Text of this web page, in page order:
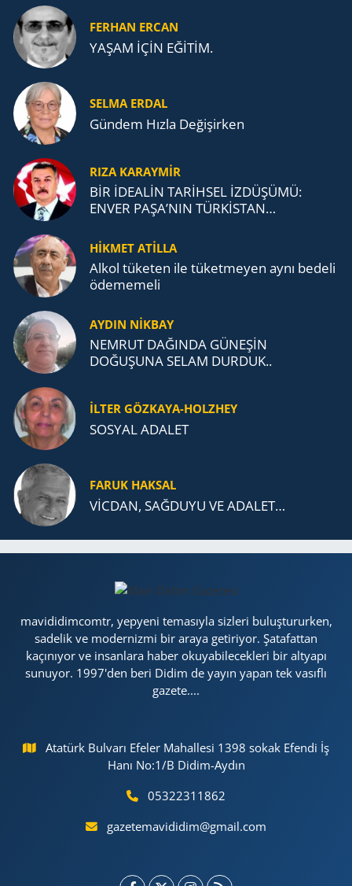
FERHAN ERCAN
YAŞAM İÇİN EĞİTİM.
SELMA ERDAL
Gündem Hızla Değişirken
RIZA KARAYMIR
BİR İDEALİN TARİHSEL İZDÜŞÜMÜ:
ENVER PAŞA’NIN TÜRKİSTAN
TEŞKİLATI’NA UZANAN MİRASI
HİKMET ATİLLA
Alkol tü­ke­ten ile tü­ket­me­yen aynı be­de­li
öde­me­me­li
AYDIN NİKBAY
NEMRUT DAĞINDA GÜNEŞİN
DOĞUŞUNA SELAM DURDUK..
İLTER GÖZKAYA-HOLZHEY
SOSYAL ADALET
FARUK HAKSAL
VİCDAN, SAĞ­DU­YU VE ADA­LET…
mavididimcomtr, yepyeni temasıyla sizleri buluştururken,
sadelik ve modernizmi bir araya getiriyor. Şatafattan
kaçınıyor ve insanlara haber okuyabilecekleri bir altyapı
sunuyor. 1997'den beri Didim de yayın yapan tek vasıflı
gazete....
Atatürk Bulvarı Efeler Mahallesi 1398 sokak Efendi İş
Hanı No:1/B Didim-Aydın
05322311862
gazetemavididim@gmail.com